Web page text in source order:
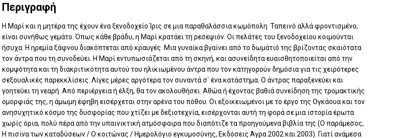
Περιγραφή
Η Μαρί και η μητέρα της έχουν ένα ξενοδοχείο Ίρις σε μια παραθαλάσσια κωμόπολη. Ταπεινό αλλά φροντισμένο,
είναι συνήθως γεμάτο. Όπως κάθε βράδυ, η Μαρί κρατάει τη ρεσεψιόν. Οι πελάτες του ξενοδοχείου κοιμούνται
ήσυχα. Η ηρεμία ξάφνου διακόπτεται από κραυγές. Μια γυναίκα βγαίνει από το δωμάτιό της βρίζοντας σκαιότατα
τον άντρα που τη συνοδεύει. Η Μαρί εντυπωσιάζεται από τη σκηνή, και ασυνείδητα ευαισθητοποιείται από την
κομψότητα και τη διακριτικότητα αυτού του ηλικιωμένου άντρα που τον κατηγορούν δημόσια για τις χειρότερες
σεξουαλικές παρεκκλίσεις. Λίγες μέρες αργότερα τον συναντά σ` ένα κατάστημα. Ο άντρας παραξενεύει και
γοητεύει τη νεαρή. Από περιέργεια ή έλξη, θα τον ακολουθήσει. Αθώα ή έχοντας βαθιά συνείδηση της τρομακτικής
ομορφιάς της, η άμωμη έφηβη εισέρχεται στην αρένα του πόθου. Οι εξοικειωμένοι με το έργο της Ογκάουα και τον
ανησυχητικό κόσμο της δυσφορίας που χτίζει με δεξιοτεχνία, εισέρχονται αυτή τη φορά σε μια ιστορία έρωτα
χωρίς όρια, πολύ πέρα από την υπαινικτική ατμόσφαιρα που διαπότιζε τα προηγούμενα βιβλία της (Ο παράμεσος,
Η πισίνα των καταδύσεων / Ο κοιτώνας / Ημερολόγιο εγκυμοσύνης, Εκδόσεις Άγρα 2002 και 2003). Γιατί ανάμεσα